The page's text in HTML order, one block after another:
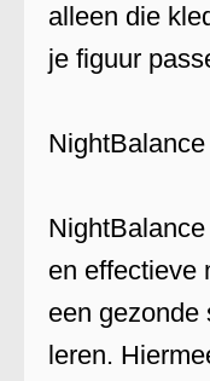
alleen die
je figuur
NightBalance
en effectieve
een gezonde
leren.